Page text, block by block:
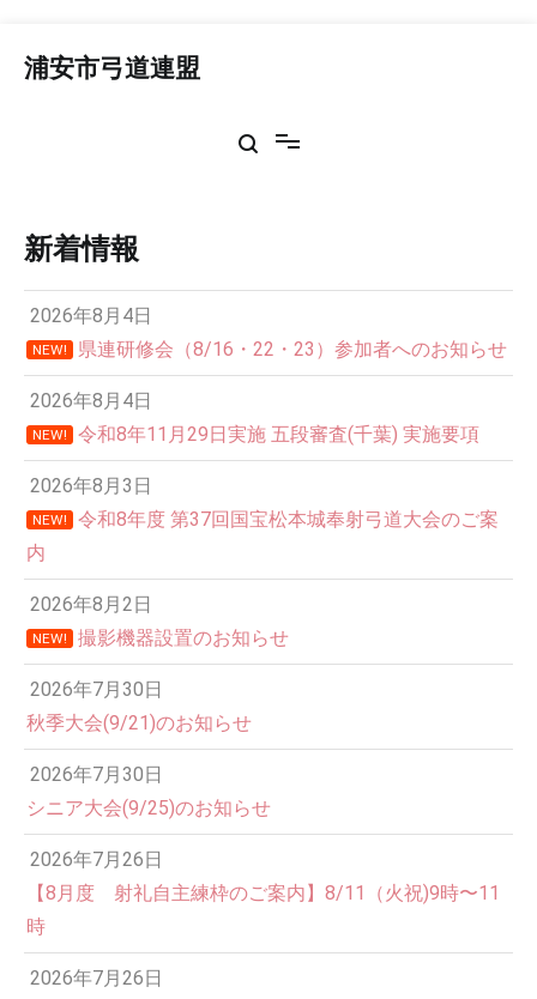
浦安市弓道連盟
新着情報
2026年8月4日
NEW! 県連研修会（8/16・22・23）参加者へのお知らせ
2026年8月4日
NEW! 令和8年11月29日実施 五段審査(千葉) 実施要項
2026年8月3日
NEW!
令和8年度 第37回国宝松本城奉射弓道大会のご案
内
2026年8月2日
NEW! 撮影機器設置のお知らせ
2026年7月30日
秋季大会(9/21)のお知らせ
2026年7月30日
シニア大会(9/25)のお知らせ
2026年7月26日
【8月度 射礼自主練枠のご案内】8/11（火祝)9時〜11
時
2026年7月26日
12:00 AM
1:00 AM